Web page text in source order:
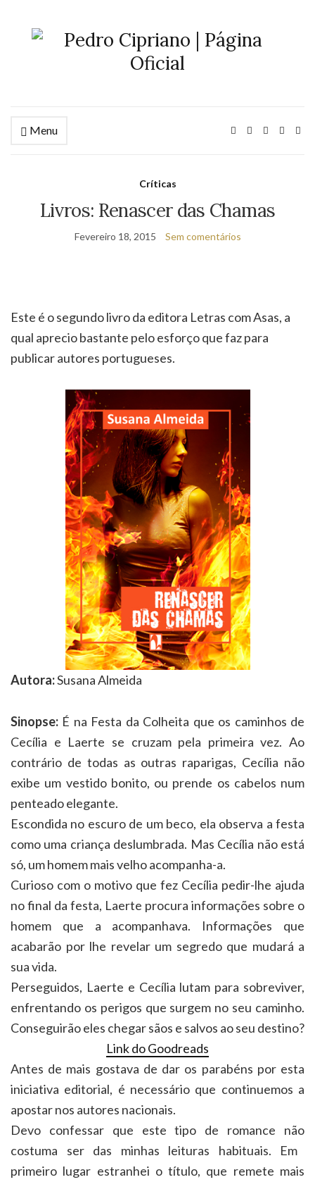
Menu
Críticas
Livros: Renascer das Chamas
Fevereiro 18, 2015 Sem comentários
Este é o segundo livro da editora Letras com Asas, a
qual aprecio bastante pelo esforço que faz para
publicar autores portugueses.
Autora:Susana Almeida
Sinopse: É na Festa da Colheita que os caminhos de
Cecília e Laerte se cruzam pela primeira vez. Ao
contrário de todas as outras raparigas, Cecília não
exibe um vestido bonito, ou prende os cabelos num
penteado elegante.
Escondida no escuro de um beco, ela observa a festa
como uma criança deslumbrada. Mas Cecília não está
só, um homem mais velho acompanha-a.
Curioso com o motivo que fez Cecília pedir-lhe ajuda
no final da festa, Laerte procura informações sobre o
homem que a acompanhava. Informações que
acabarão por lhe revelar um segredo que mudará a
sua vida.
Perseguidos, Laerte e Cecília lutam para sobreviver,
enfrentando os perigos que surgem no seu caminho.
Conseguirão eles chegar sãos e salvos ao seu destino?
Link do Goodreads
Antes de mais gostava de dar os parabéns por esta
iniciativa editorial, é necessário que continuemos a
apostar nos autores nacionais.
Devo confessar que este tipo de romance não
costuma ser das minhas leituras habituais. Em
primeiro lugar estranhei o título, que remete mais